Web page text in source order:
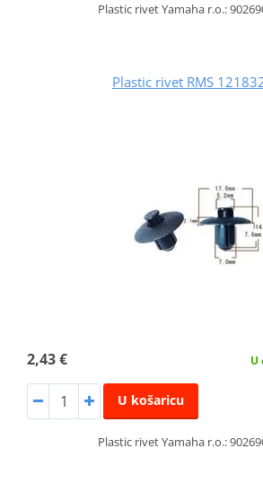
Plastic rivet Yamaha r.o.:
Plastic rivet RMS
2,43 € U
U košaricu
Plastic rivet Yamaha r.o.: